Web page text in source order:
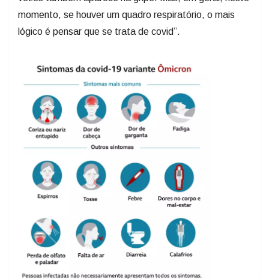
momento, se houver um quadro respiratório, o mais
lógico é pensar que se trata de covid”.